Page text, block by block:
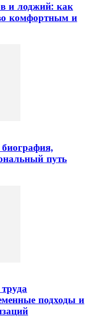
и лоджий: как
комфортным и
путь
подходы и